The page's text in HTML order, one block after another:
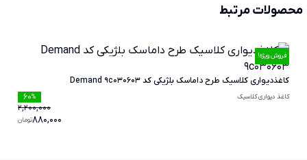
محصولات مرتبط
فروش ویژه!
کاغذدیواری کلاسیک طرح داماسک بلژیکی کد Demand 9c030603
کاغذ دیواری کلاسیک %
60
2,200,000
تومان880,000